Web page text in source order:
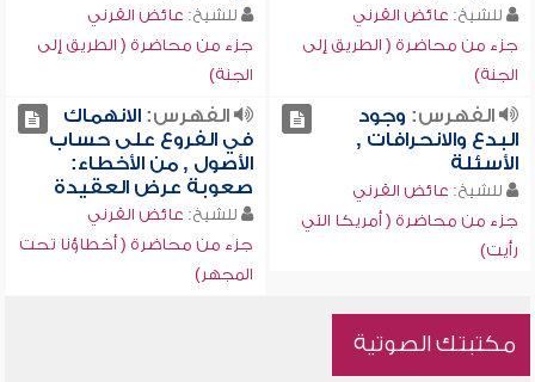
للشيخ: عائض القرني
جزء من محاضرة ( الطريق إلى
الجنة)
للشيخ: عائض القرني
جزء من محاضرة ( الطريق إلى
الجنة)
الفهرس: وجود
البدع والانحرافات ,
الأسئلة
للشيخ: عائض القرني
جزء من محاضرة ( أمريكا التي
رأيت)
الفهرس:الانهماك
في الفروع على حساب
الأصول , من الأخطاء:
صعوبة عرض العقيدة
للشيخ: عائض القرني
جزء من محاضرة ( أخطاؤنا تحت
المجهر)
مكتبتك الصوتية